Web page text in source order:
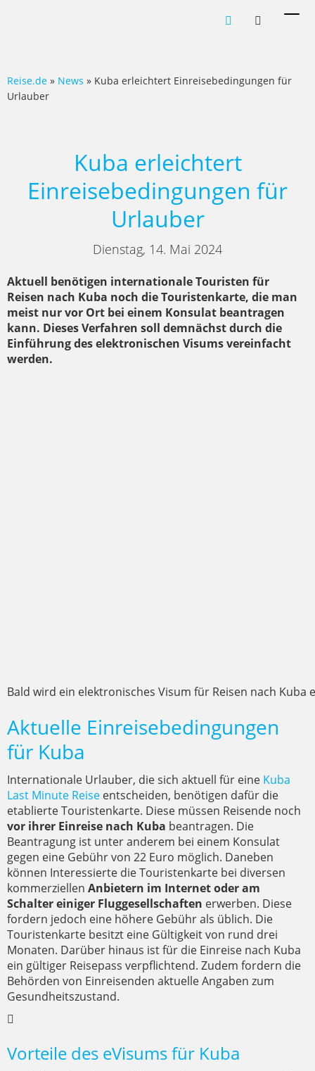
Reise.de » News » Kuba erleichtert Einreisebedingungen für
Urlauber
Kuba erleichtert
Einreisebedingungen für
Urlauber
Dienstag, 14. Mai 2024
Aktuell benötigen internationale Touristen für
Reisen nach Kuba noch die Touristenkarte, die man
meist nur vor Ort bei einem Konsulat beantragen
kann. Dieses Verfahren soll demnächst durch die
Einführung des elektronischen Visums vereinfacht
werden.
Bald wird ein elektronisches Visum für Reisen nach Kuba
Aktuelle Einreisebedingungen
für Kuba
Internationale Urlauber, die sich aktuell für eine Kuba
Last Minute Reise entscheiden, benötigen dafür die
etablierte Touristenkarte. Diese müssen Reisende noch
vor ihrer Einreise nach Kuba beantragen. Die
Beantragung ist unter anderem bei einem Konsulat
gegen eine Gebühr von 22 Euro möglich. Daneben
können Interessierte die Touristenkarte bei diversen
kommerziellen Anbietern im Internet oder am
Schalter einiger Fluggesellschaften erwerben. Diese
fordern jedoch eine höhere Gebühr als üblich. Die
Touristenkarte besitzt eine Gültigkeit von rund drei
Monaten. Darüber hinaus ist für die Einreise nach Kuba
ein gültiger Reisepass verpflichtend. Zudem fordern die
Behörden von Einreisenden aktuelle Angaben zum
Gesundheitszustand.
Vorteile des eVisums für Kuba